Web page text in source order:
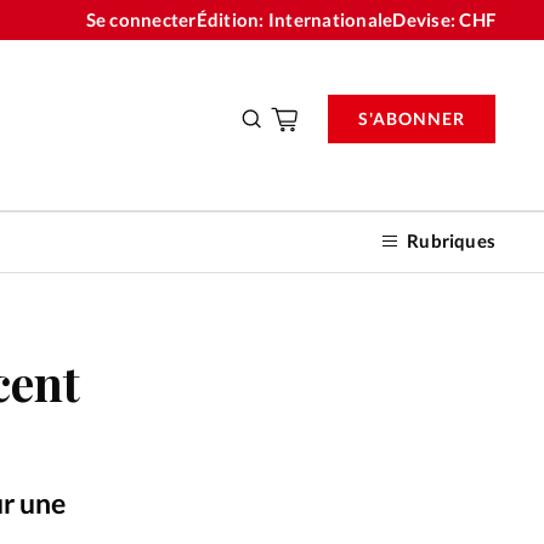
Se connecterÉdition: InternationaleDevise:CHF
Rubriques
S'ABONNER
une